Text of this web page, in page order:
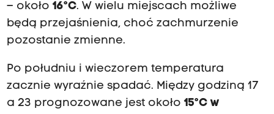
– około16°C. W wielu miejscach możliwe
będą przejaśnienia, choć zachmurzenie
pozostanie zmienne.
Po południu i wieczorem temperatura
zacznie wyraźnie spadać. Między godziną 17
a 23 prognozowane jest około15°C w